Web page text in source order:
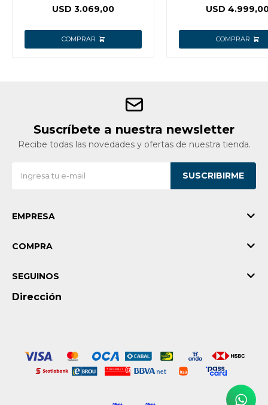
USD 3.069,00 USD
Suscríbete a nuestra newsletter
Recibe todas las novedades y ofertas de nuestra tienda.
SUSCRIBIRME
EMPRESA
COMPRA
Dirección
SEGUINOS